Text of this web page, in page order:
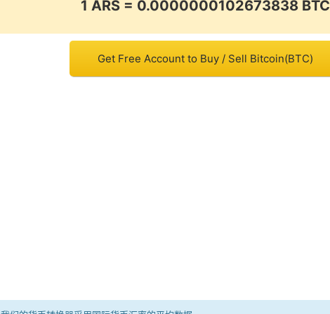
1 ARS = 0.0000000102673838 BTC
Get Free Account to Buy / Sell Bitcoin(BTC)